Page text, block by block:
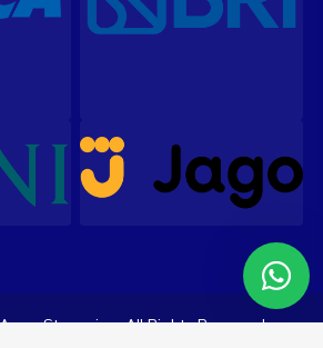
All Rights Reserved